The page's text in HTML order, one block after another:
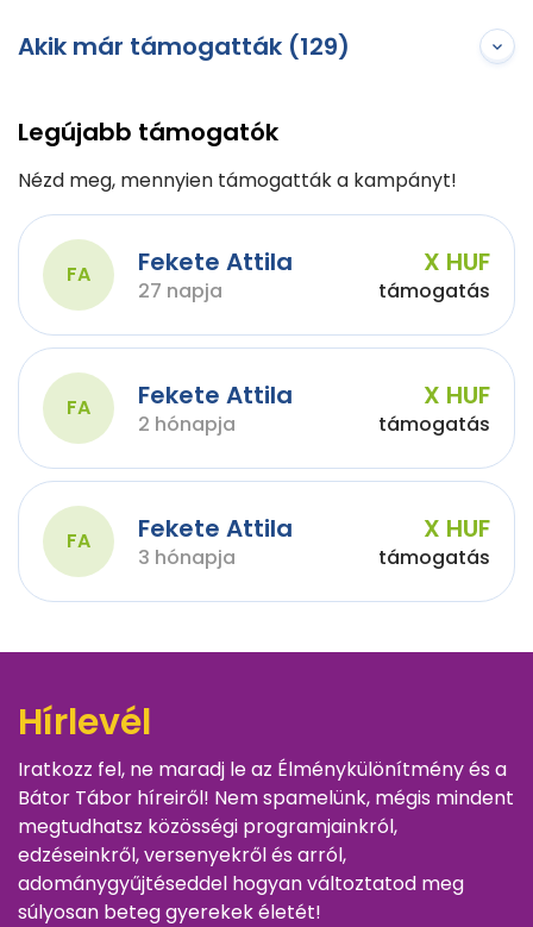
Akik már támogatták (129)
Legújabb támogatók
Nézd meg, mennyien támogatták a kampányt!
FA Fekete Attila
27 napja
X HUF
támogatás
FA Fekete Attila
2 hónapja
X HUF
támogatás
FA Fekete Attila
3 hónapja
X HUF
támogatás
Hírlevél
Iratkozz fel, ne maradj le az Élménykülönítmény és a
Bátor Tábor híreiről! Nem spamelünk, mégis mindent
megtudhatsz közösségi programjainkról,
edzéseinkről, versenyekről és arról,
adománygyűjtéseddel hogyan változtatod meg
súlyosan beteg gyerekek életét!